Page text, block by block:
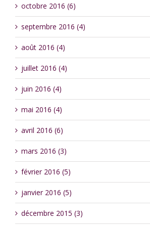
octobre 2016 (6)
septembre 2016 (4)
août 2016 (4)
juillet 2016 (4)
juin 2016 (4)
mai 2016 (4)
avril 2016 (6)
mars 2016 (3)
février 2016 (5)
janvier 2016 (5)
décembre 2015 (3)